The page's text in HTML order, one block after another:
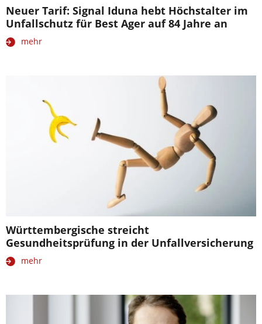
Neuer Tarif: Signal Iduna hebt Höchstalter im
Unfallschutz für Best Ager auf 84 Jahre an
mehr
Württembergische streicht
Gesundheitsprüfung in der Unfallversicherung
mehr